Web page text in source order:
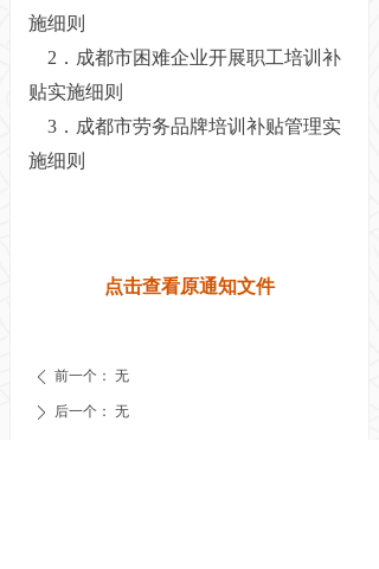
施细则
2．成都市困难企业开展职工培训补
贴实施细则
3．成都市劳务品牌培训补贴管理实
施细则
点击查看原通知文件
ꄴ 前一个： 无
ꄲ 后一个： 无